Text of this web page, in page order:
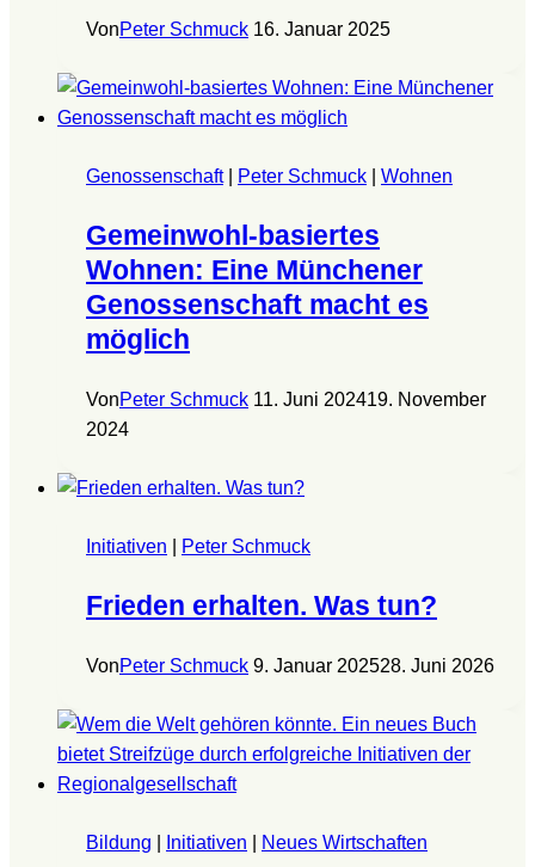
VonPeter Schmuck 16. Januar 2025
Genossenschaft| Peter Schmuck Wohnen
Gemeinwohl-basiertes
Wohnen: Eine Münchener
Genossenschaft macht es
möglich
VonPeter Schmuck 11. Juni 202419. November
2024
Initiativen Peter Schmuck
Frieden erhalten. Was tun?
VonPeter Schmuck 9. Januar 202528. Juni 2026
Bildung Initiativen Neues Wirtschaften